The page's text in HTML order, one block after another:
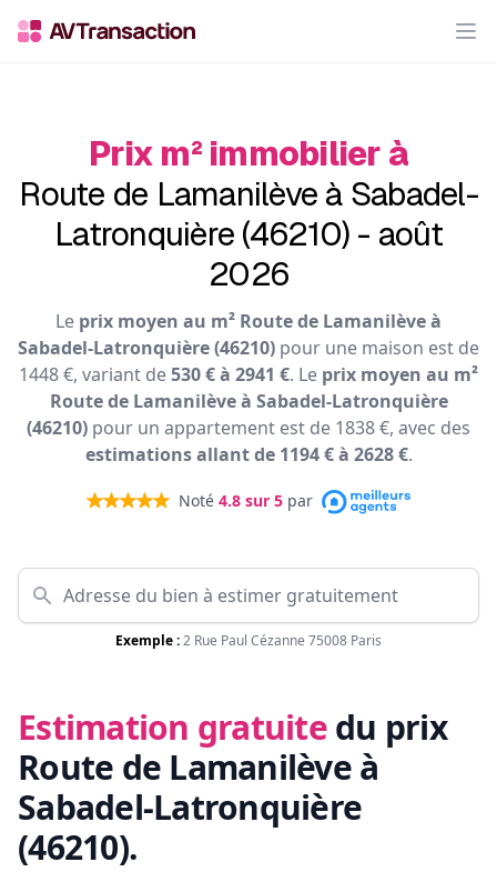
Prix m² immobilier à
Route de Lamanilève à Sabadel-
Latronquière (46210) - août
2026
Le prix moyen au m² Route de Lamanilève à
Sabadel-Latronquière (46210) pour une maison est de
1448 €, variant de530 € à 2941 €. Le prix moyen au m²
Route de Lamanilève à Sabadel-Latronquière
(46210) pour un appartement est de 1838 €, avec des
estimations allant de 1194 € à 2628 €.
Noté 4.8 sur 5 par
Exemple :2 Rue Paul Cézanne 75008 Paris
Estimation gratuite du prix
Route de Lamanilève à
Sabadel-Latronquière
(46210).